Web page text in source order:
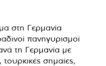
στη Γερμανία
πανηγυρισμοί
τη Γερμανία με
σημαίες,